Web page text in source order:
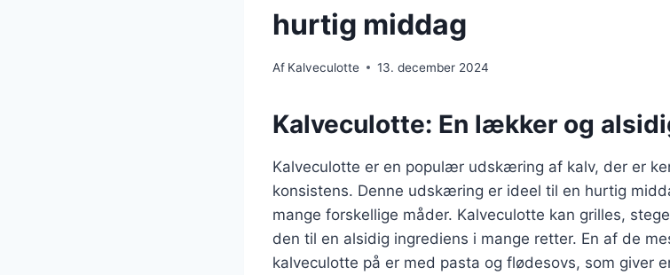
hurtig middag
Af Kalveculotte 13. december 2024
Kalveculotte: En lækker og
Kalveculotte er en populær udskæring af kalv, der er
konsistens. Denne udskæring er ideel til en hurtig
mange forskellige måder. Kalveculotte kan grilles,
den til en alsidig ingrediens i mange retter. En af de
kalveculotte på er med pasta og flødesovs, som giver